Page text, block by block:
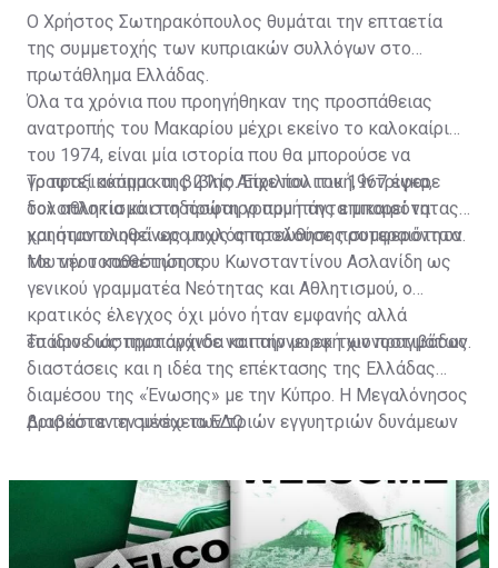
Ο Χρήστος Σωτηρακόπουλος θυμάται την επταετία
της συμμετοχής των κυπριακών συλλόγων στο
πρωτάθλημα Ελλάδας.
Όλα τα χρόνια που προηγήθηκαν της προσπάθειας
ανατροπής του Μακαρίου μέχρι εκείνο το καλοκαίρι
του 1974, είναι μία ιστορία που θα μπορούσε να
γραφτεί ακόμα και βιβλίο. Είχε πολιτική, ίντριγκα,
δολοπλοκία και ποδόσφαιρο που πάντα μπορεί να
χρησιμοποιηθεί ως μοχλός προώθησης συμφερόντων.
Το πραξικόπημα της 21ης Απριλίου του 1967 έφερε
τον αθλητισμό στη πρώτη γραμμή της επικαιρότητας
και ήταν ολοφάνερο πως αποτελούσε προτεραιότητα
του νέου καθεστώτος.
Με την τοποθέτηση του Κωνσταντίνου Ασλανίδη ως
γενικού γραμματέα Νεότητας και Αθλητισμού, ο
κρατικός έλεγχος όχι μόνο ήταν εμφανής αλλά
έπαιρνε ως προπαγάνδα και την μορφή χιονοστιβάδας.
Το ίδιο διάστημα άρχισε να παίρνει εκ των πραγμάτων
διαστάσεις και η ιδέα της επέκτασης της Ελλάδας
διαμέσου της «Ένωσης» με την Κύπρο. Η Μεγαλόνησος
βρισκόταν εν μέσω των τριών εγγυητριών δυνάμεων
σύμφωνα με την συνθήκη της Ζυρίχης, έπρεπε να
αποτελεί αποστρατικοποιημένη ζώνη.
Διαβάστε τη συνέχειαΕΔΩ